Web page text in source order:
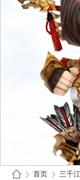
首页 三千